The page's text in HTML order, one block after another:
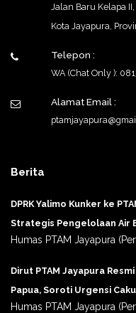
Jalan Baru Kelapa
Kota Jayapura,
Telepon :
WA (Chat Only ):
Alamat Email :
Berita
DPRK Yalimo Kunker ke
Strategis Pengelolaan Air
Humas PTAM Jayapura
Dirut PTAM Jayapura
Papua, Soroti Urgensi
Humas PTAM Jayapura